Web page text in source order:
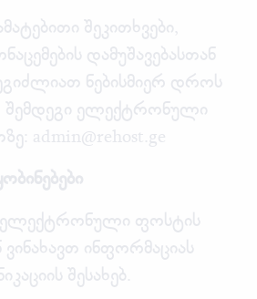
შეკითხვები,
დამუშავებასთან
ნებისმიერ დროს
შემდეგი ელექტრონული
admin@rehost.ge
ელექტრონული ფოსტის
ინფორმაციას
შესახებ.